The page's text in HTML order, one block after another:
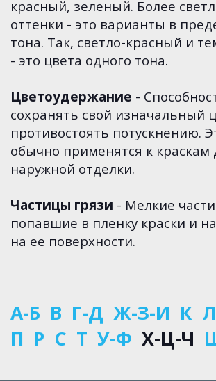
красный, зеленый. Более
оттенки - это варианты в
тона. Так, светло-красный и
- это цвета одного тона.
Цветоудержание -
сохранять свой изначальный
противостоять потускнению.
обычно применятся к краскам
наружной отделки.
Частицы грязи - Мелкие
попавшие в пленку краски и
на ее поверхности.
А-Б В Г-Д Ж-З-И К Л
П Р С Т У-Ф Х-Ц-Ч